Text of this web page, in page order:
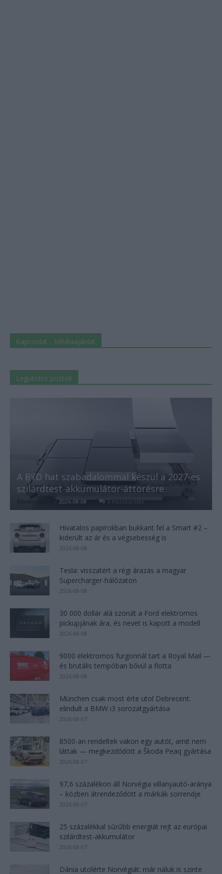
Kapcsolat - Médiaajánlat
Legutolsó postok
A BYD hat szabadalommal készül a 2027-es
szilárdtest-akkumulátor-áttörésre
- 2026-08-08 0 hozzászólás
Hivatalos papírokban bukkant fel a Smart #2 –
kiderült az ár és a végsebesség is
2026-08-08
Tesla: visszatért a régi árazás a magyar
Supercharger-hálózaton
2026-08-08
30 000 dollár alá szorult a Ford elektromos
pickupjának ára, és nevet is kapott a modell
2026-08-08
9000 elektromos furgonnál tart a Royal Mail —
és brutális tempóban bővül a flotta
2026-08-08
München csak most érte utol Debrecent:
elindult a BMW i3 sorozatgyártása
2026-08-07
8500-an rendeltek vakon egy autót, amit nem
láttak — megkezdődött a Škoda Peaq gyártása
2026-08-07
97,6 százalékon áll Norvégia villanyautó-aránya
– közben átrendeződött a márkák sorrendje
2026-08-07
25 százalékkal sűrűbb energiát rejt az európai
szilárdtest-akkumulátor
2026-08-07
Dánia utolérte Norvégiát: már náluk is szinte